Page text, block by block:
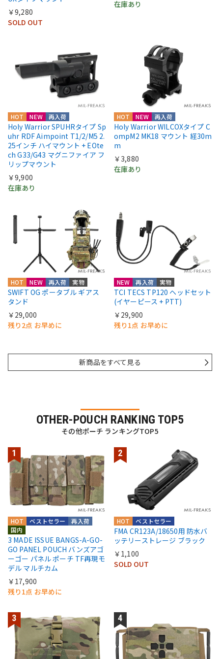
￥9,280
SOLD OUT
在庫あり
HOT NEW 再入荷
Holy Warrior SPUHRタイプ Sp
uhr RDF Aimpoint T1/2/M5 2.
25インチ ハイマウント + EOte
ch G33/G43 マグニファイア フ
リップマウント
￥9,900
在庫あり
HOT NEW 再入荷
Holy Warrior WILCOXタイプ C
ompM2 MK18 マウント 経30m
m
￥3,880
在庫あり
HOT NEW 再入荷 実物
SWIFT OG ポータブル ギアス
タンド
￥29,000
残り2点 お早めに
NEW 再入荷 実物
TCI TECS TP120 ヘッドセット
(イヤーピース + PTT)
￥29,900
残り1点 お早めに
新商品をすべて見る
OTHER-POUCH RANKING TOP5
その他ポーチ ランキングTOP5
国内
再入荷
ベストセラー
HOT
3 MADE ISSUE BANGS-A-GO-
GO PANEL POUCH バンズアゴ
ーゴー パネル ポーチ TF再現モ
デル マルチカム
￥17,900
残り1点 お早めに
ベストセラー
HOT
FMA CR123A/18650用 防水バ
ッテリーストレージ ブラック
￥1,100
SOLD OUT